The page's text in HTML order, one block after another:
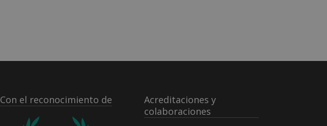
Con el reconocimiento de
Acreditaciones y
colaboraciones